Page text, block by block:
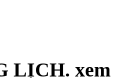
LỊCH. xem